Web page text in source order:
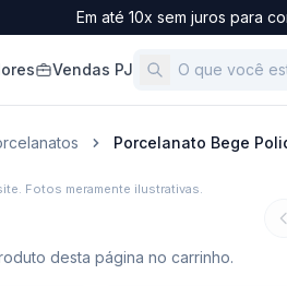
Em até 10x sem juros para
Vendas PJ
Porcelanato Bege
Fotos meramente ilustrativas.
desta página no carrinho.